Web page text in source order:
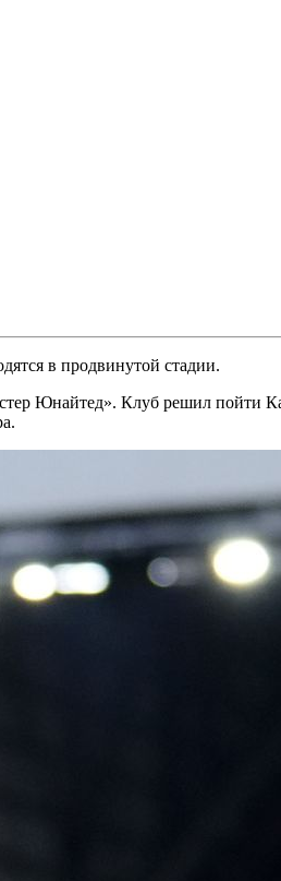
в продвинутой стадии.
Юнайтед». Клуб решил пойти